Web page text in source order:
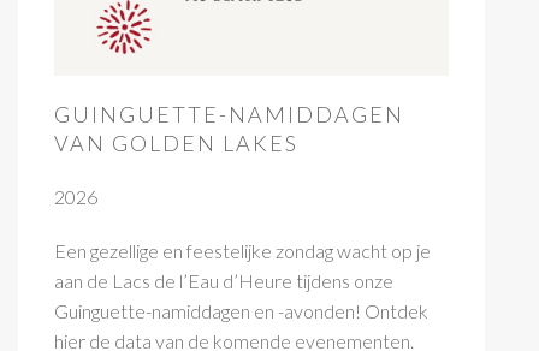
GUINGUETTE-NAMIDDAGEN
VAN GOLDEN LAKES
2026
Een gezellige en feestelijke zondag wacht op je
aan de Lacs de l’Eau d’Heure tijdens onze
Guinguette-namiddagen en -avonden! Ontdek
hier de data van de komende evenementen.